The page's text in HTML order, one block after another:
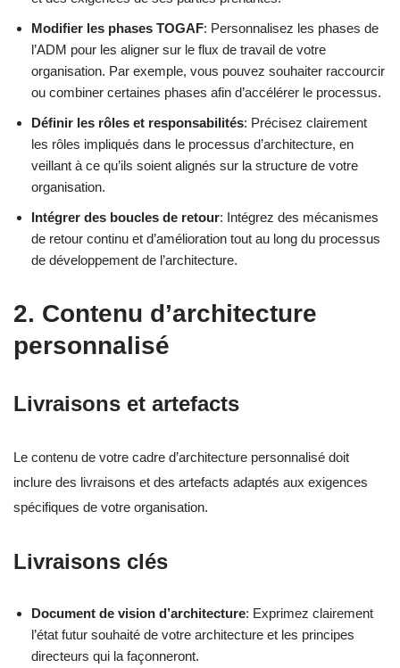
Modifier les phases TOGAF: Personnalisez les phases de
l’ADM pour les aligner sur le flux de travail de votre
organisation. Par exemple, vous pouvez souhaiter raccourcir
ou combiner certaines phases afin d’accélérer le processus.
Définir les rôles et responsabilités: Précisez clairement
les rôles impliqués dans le processus d’architecture, en
veillant à ce qu’ils soient alignés sur la structure de votre
organisation.
Intégrer des boucles de retour: Intégrez des mécanismes
de retour continu et d’amélioration tout au long du processus
de développement de l’architecture.
2. Contenu d’architecture
personnalisé
Livraisons et artefacts
Le contenu de votre cadre d’architecture personnalisé doit
inclure des livraisons et des artefacts adaptés aux exigences
spécifiques de votre organisation.
Livraisons clés
Document de vision d’architecture: Exprimez clairement
l’état futur souhaité de votre architecture et les principes
directeurs qui la façonneront.